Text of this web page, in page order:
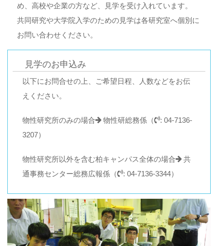
め、高校や企業の方など、見学を受け入れています。
共同研究や大学院入学のための見学は各研究室へ個別に
お問い合わせください。
見学のお申込み
以下にお問合せの上、ご希望日程、人数などをお伝
えください。
物性研究所のみの場合 物性研総務係（
: 04-7136-
3207）
物性研究所以外を含む柏キャンパス全体の場合
共
通事務センター総務広報係（
: 04-7136-3344）